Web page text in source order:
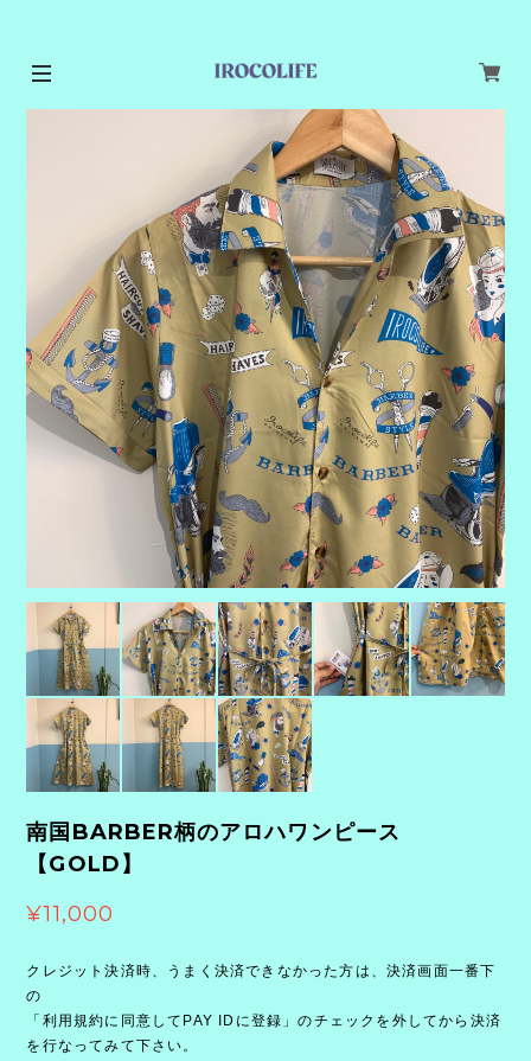
南国BARBER柄のアロハワンピース
【GOLD】
¥11,000
クレジット決済時、うまく決済できなかった方は、決済画面一番下
の
「利用規約に同意してPAY IDに登録」のチェックを外してから決済
を行なってみて下さい。